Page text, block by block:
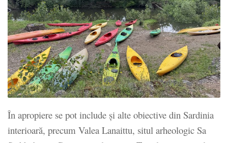
În apropiere se pot include și alte obiective din Sardinia
interioară, precum Valea Lanaittu, situl arheologic Sa